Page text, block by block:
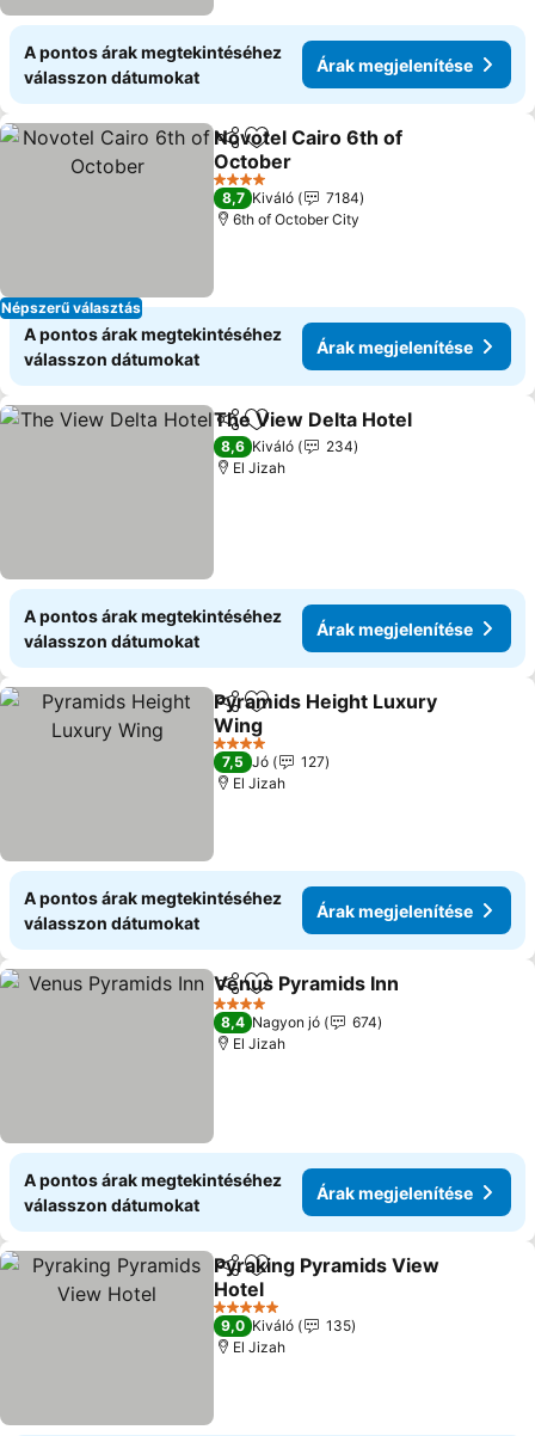
A pontos árak megtekintéséhez
válasszon dátumokat
Árak megjelenítése
Népszerű választás
Megosztás
Hozzáadás a kedvencekhez
Novotel Cairo 6th of
October
Árak megjelenítése
4 Kategória
8,7 Kiváló
7184
6th of October City
A pontos árak megtekintéséhez
válasszon dátumokat
Árak megjelenítése
Megosztás
Hozzáadás a kedvencekhez
The View Delta Hotel
8,6 Kiváló
234
El Jizah
A pontos árak megtekintéséhez
válasszon dátumokat
Árak megjelenítése
Megosztás
Hozzáadás a kedvencekhez
Pyramids Height Luxury
Wing
Árak megjelenítése
4 Kategória
7,5 Jó
127
El Jizah
A pontos árak megtekintéséhez
válasszon dátumokat
Árak megjelenítése
Megosztás
Hozzáadás a kedvencekhez
Venus Pyramids Inn
4 Kategória
8,4 Nagyon jó
674
El Jizah
A pontos árak megtekintéséhez
válasszon dátumokat
Árak megjelenítése
Megosztás
Hozzáadás a kedvencekhez
Pyraking Pyramids View
Hotel
Árak megjelenítése
5 Kategória
9,0 Kiváló
135
El Jizah